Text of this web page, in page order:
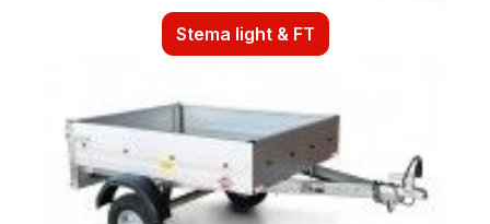
Stema light & FT